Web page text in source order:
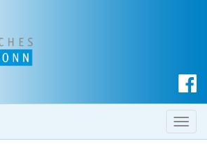
c
h T
o